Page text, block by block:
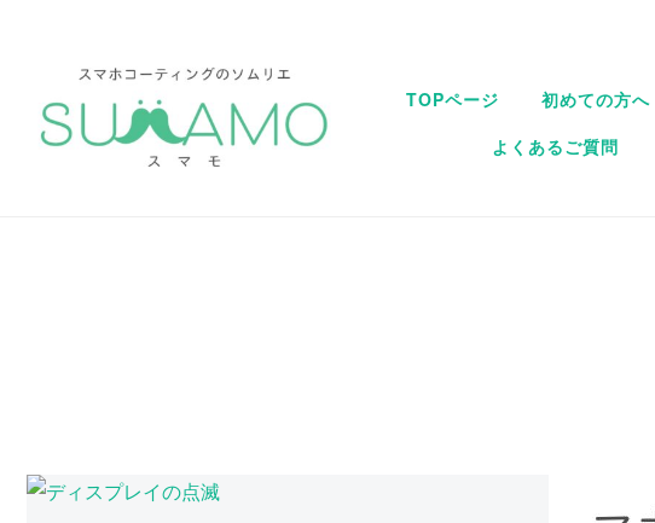
TOPページ 初めての方へ
よくあるご質問